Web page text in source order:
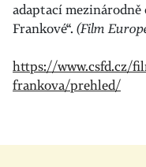
adaptací
Frankové“. (Film
https://www.csfd.cz/
frankova/prehled/